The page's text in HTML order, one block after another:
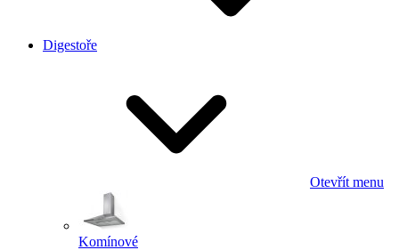
Digestoře
Otevřít menu
Komínové